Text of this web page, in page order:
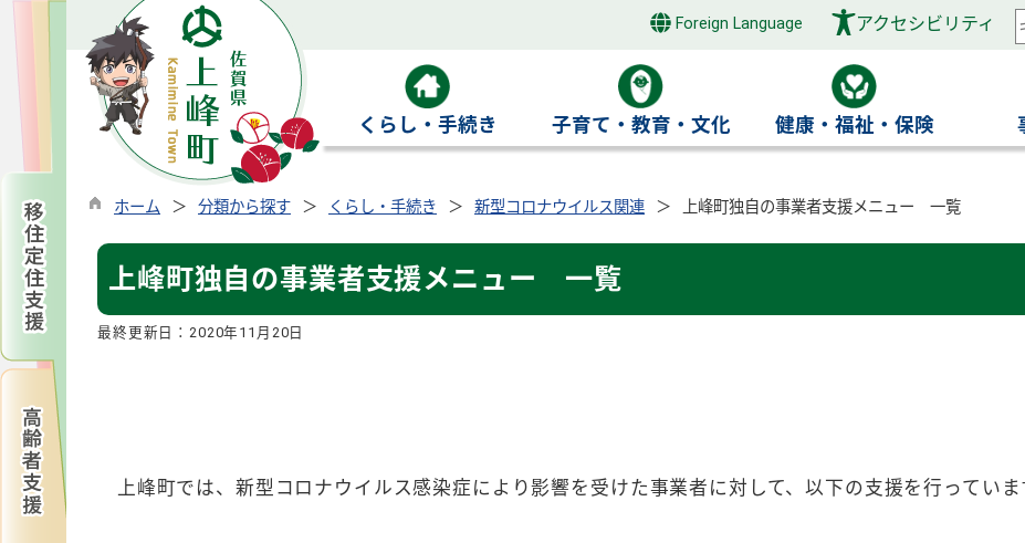
Foreign Language アクセシビリティ
くらし・手続き 子育て・教育・文化 健康・福祉・保険
ホーム 分類から探す くらし・手続き 新型コロナウイルス関連 上峰町独自の事業者支援メニュー 一覧
上峰町独自の事業者支援メニュー 一覧
最終更新日：2020年11月20日
上峰町では、新型コロナウイルス感染症により影響を受けた事業者に対して、以下の支援を行っていま